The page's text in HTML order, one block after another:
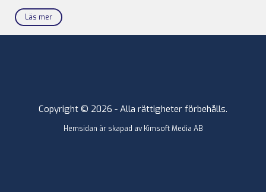
Läs mer
Copyright © 2026 - Alla rättigheter förbehålls.
Hemsidan är skapad av Kimsoft Media AB